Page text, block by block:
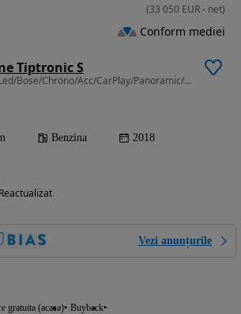
Tiptronic S
2995 cm3 • 340 CP • Led/Bose/Chrono/Acc/CarPlay/Panoramic/Navi/TVA/Leasing-Rate FARA AVANS
Benzina 2018
Vezi anunțurile
gratuita (acasa) Buyback
(33 050 EUR- net)
Conform mediei